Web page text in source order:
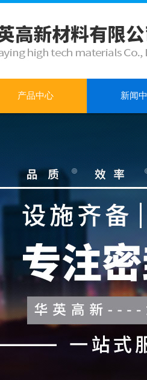
产品中心 新闻